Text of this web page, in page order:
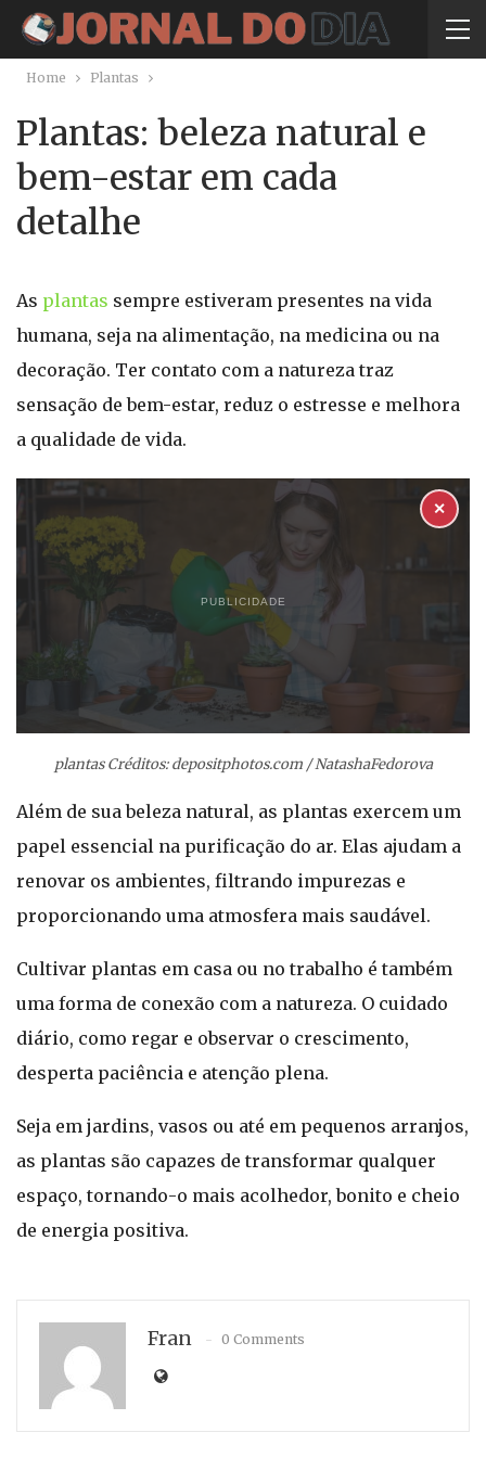
Home Plantas
Plantas: beleza natural e
bem-estar em cada
detalhe
As plantas sempre estiveram presentes na vida
humana, seja na alimentação, na medicina ou na
decoração. Ter contato com a natureza traz
sensação de bem-estar, reduz o estresse e melhora
a qualidade de vida.
PUBLICIDADE
✕
plantas Créditos: depositphotos.com / NatashaFedorova
Além de sua beleza natural, as plantas exercem um
papel essencial na purificação do ar. Elas ajudam a
renovar os ambientes, filtrando impurezas e
proporcionando uma atmosfera mais saudável.
Cultivar plantas em casa ou no trabalho é também
uma forma de conexão com a natureza. O cuidado
diário, como regar e observar o crescimento,
desperta paciência e atenção plena.
Seja em jardins, vasos ou até em pequenos arranjos,
as plantas são capazes de transformar qualquer
espaço, tornando-o mais acolhedor, bonito e cheio
de energia positiva.
Fran 0 Comments